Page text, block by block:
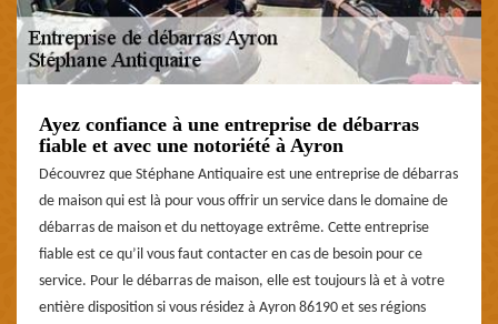
Ayez confiance à une entreprise de débarras
fiable et avec une notoriété à Ayron
Découvrez que Stéphane Antiquaire est une entreprise de débarras
de maison qui est là pour vous offrir un service dans le domaine de
débarras de maison et du nettoyage extrême. Cette entreprise
fiable est ce qu’il vous faut contacter en cas de besoin pour ce
service. Pour le débarras de maison, elle est toujours là et à votre
entière disposition si vous résidez à Ayron 86190 et ses régions